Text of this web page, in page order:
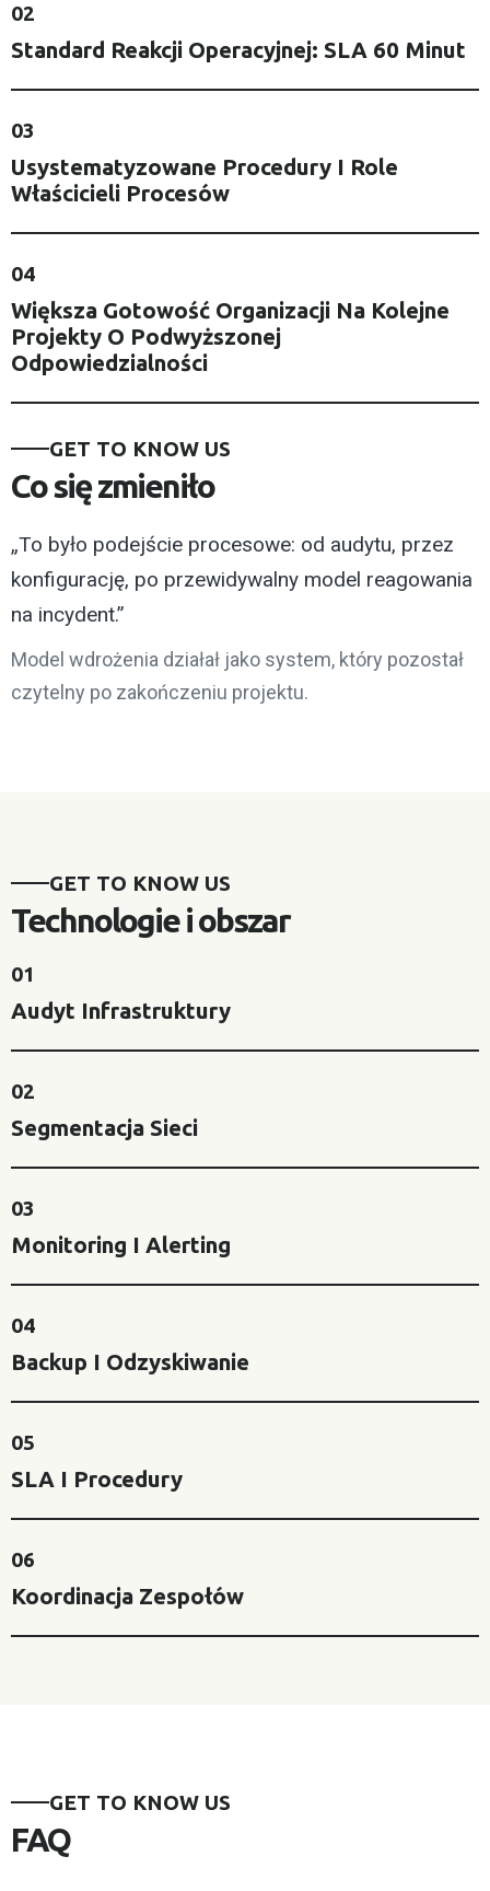
02
Standard Reakcji Operacyjnej: SLA 60 Minut
03
Usystematyzowane Procedury I Role
Właścicieli Procesów
04
Większa Gotowość Organizacji Na Kolejne
Projekty O Podwyższonej
Odpowiedzialności
GET TO KNOW US
Co się zmieniło
„To było podejście procesowe: od audytu, przez
konfigurację, po przewidywalny model reagowania
na incydent.”
Model wdrożenia działał jako system, który pozostał
czytelny po zakończeniu projektu.
GET TO KNOW US
Technologie i obszar
01
Audyt Infrastruktury
02
Segmentacja Sieci
03
Monitoring I Alerting
04
Backup I Odzyskiwanie
05
SLA I Procedury
06
Koordinacja Zespołów
GET TO KNOW US
FAQ